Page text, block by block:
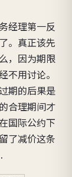
经理第一反
。真正该先
，因为期限
不用讨论。
期的后果是
合理期间才
国际公约下
了减价这条